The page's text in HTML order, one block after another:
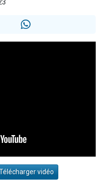
dans Torah-Box Music
vidéo